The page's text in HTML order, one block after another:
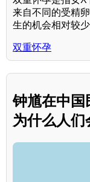
来自不同的受精
生的机会相对较
双重怀孕
钟馗在中国
为什么人们